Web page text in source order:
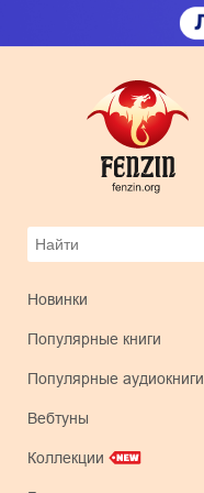
Новинки
Популярные книги
Популярные аудиокниги
Вебтуны
Коллекции